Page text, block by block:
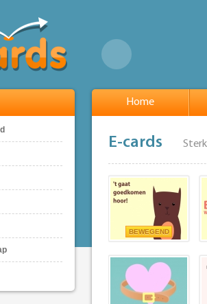
Home
E-cards
BEWEGEND